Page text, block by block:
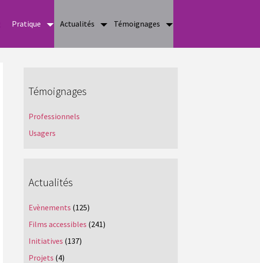
Pratique Actualités Témoignages
Témoignages
Professionnels
Usagers
Actualités
Evènements (125)
Films accessibles (241)
Initiatives (137)
Projets (4)